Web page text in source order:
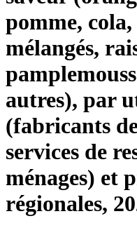
pomme,
mélangés,
autres), par
(fabricants
services de
ménages) et
régionales,